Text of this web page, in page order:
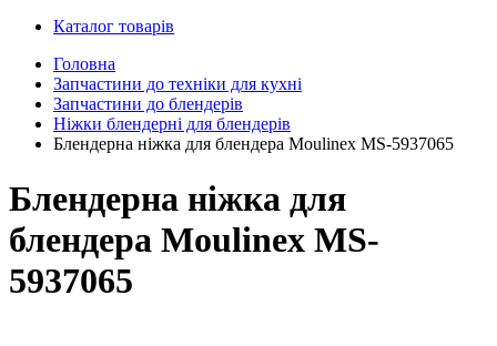
Каталог товарів
Головна
Запчастини до техніки для кухні
Запчастини до блендерів
Ніжки блендерні для блендерів
Блендерна ніжка для блендера Moulinex MS-5937065
Блендерна ніжка для
блендера Moulinex MS-
5937065